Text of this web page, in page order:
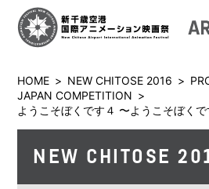
HOME > NEW CHITOSE 2016 >
JAPAN COMPETITION >
ようこそぼくです４ 〜ようこそぼく
NEW CHITOSE